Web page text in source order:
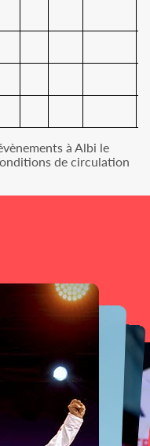
à Albi le
de circulation